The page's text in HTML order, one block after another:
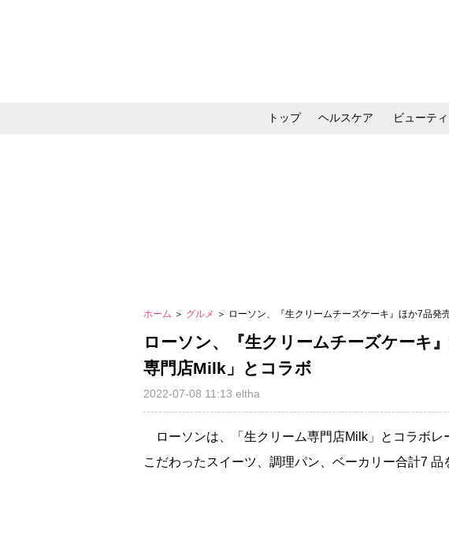
トップ ヘルスケア ビューティ
ホーム ＞ グルメ ＞ ローソン、『生クリームチーズケーキ』ほか7品
ローソン、『生クリームチーズケーキ
専門店Milk」とコラボ
2022-07-08 11:13 eltha
ローソンは、「生クリーム専門店Milk」とコラボレ
こだわったスイーツ、調理パン、ベーカリー合計7 品